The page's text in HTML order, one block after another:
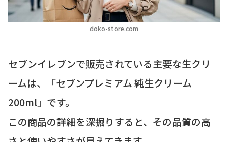
doko-store.com
セブンイレブンで販売されている主要な生クリ
ームは、「セブンプレミアム 純生クリーム
200ml」です。
この商品の詳細を深掘りすると、その品質の高